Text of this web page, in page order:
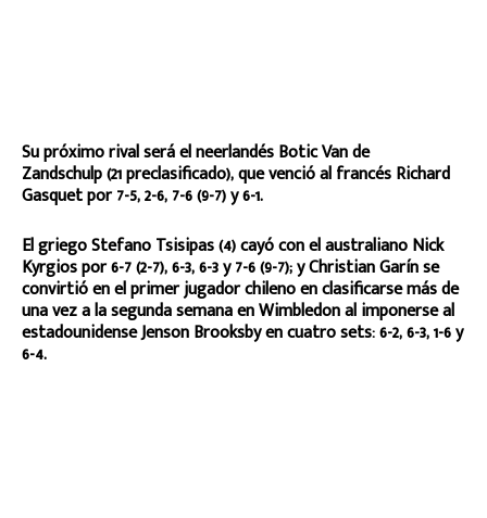
Su próximo rival será el neerlandés Botic Van de
Zandschulp (21 preclasificado), que venció al francés Richard
Gasquet por 7-5, 2-6, 7-6 (9-7) y 6-1.
El griego Stefano Tsisipas (4) cayó con el australiano Nick
Kyrgios por 6-7 (2-7), 6-3, 6-3 y 7-6 (9-7); y Christian Garín se
convirtió en el primer jugador chileno en clasificarse más de
una vez a la segunda semana en Wimbledon al imponerse al
estadounidense Jenson Brooksby en cuatro sets: 6-2, 6-3, 1-6 y
6-4.